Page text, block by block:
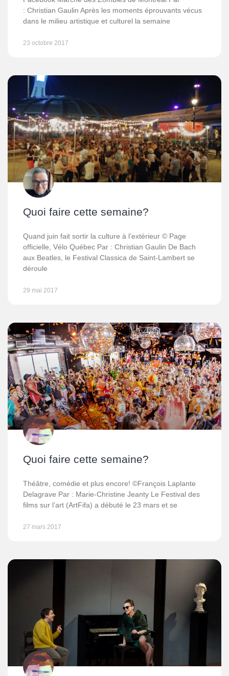
: Christian Gaulin Après les moments éprouvants vécus
dans le milieu artistique et culturel la semaine
23 octobre 2017
Quoi faire cette semaine?
Quand juin fait sortir la culture à l’extérieur © Page
officielle, Vélo Québec Par : Christian Gaulin De Bach
aux Beatles, le Festival Classica de Saint-Lambert se
déroule
29 mai 2017
Quoi faire cette semaine?
Théâtre, comédie et plus encore! ©François Laplante
Delagrave Par : Marie-Christine Jeanty Le Festival des
films sur l’art (ArtFifa) a débuté le 23 mars et se
27 mars 2017